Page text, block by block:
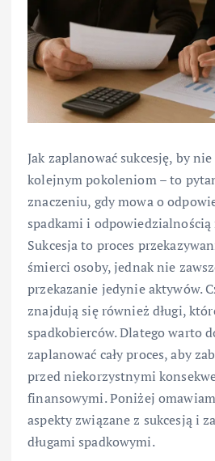
Jak zaplanować sukcesję, by
kolejnym pokoleniom – to
znaczeniu, gdy mowa o
spadkami i odpowiedzialnością
Sukcesja to proces
śmierci osoby, jednak nie
przekazanie jedynie aktywów.
znajdują się również długi,
spadkobierców. Dlatego warto
zaplanować cały proces, aby
przed niekorzystnymi
finansowymi. Poniżej
aspekty związane z sukcesją i
długami spadkowymi.